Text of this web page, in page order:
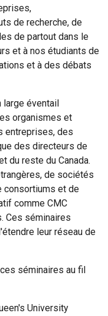
de recherche, de
de partout dans le
et à nos étudiants de
et à des débats
large éventail
organismes et
entreprises, des
des directeurs de
du reste du Canada.
de sociétés
consortiums et de
comme CMC
Ces séminaires
leur réseau de
séminaires au fil
University